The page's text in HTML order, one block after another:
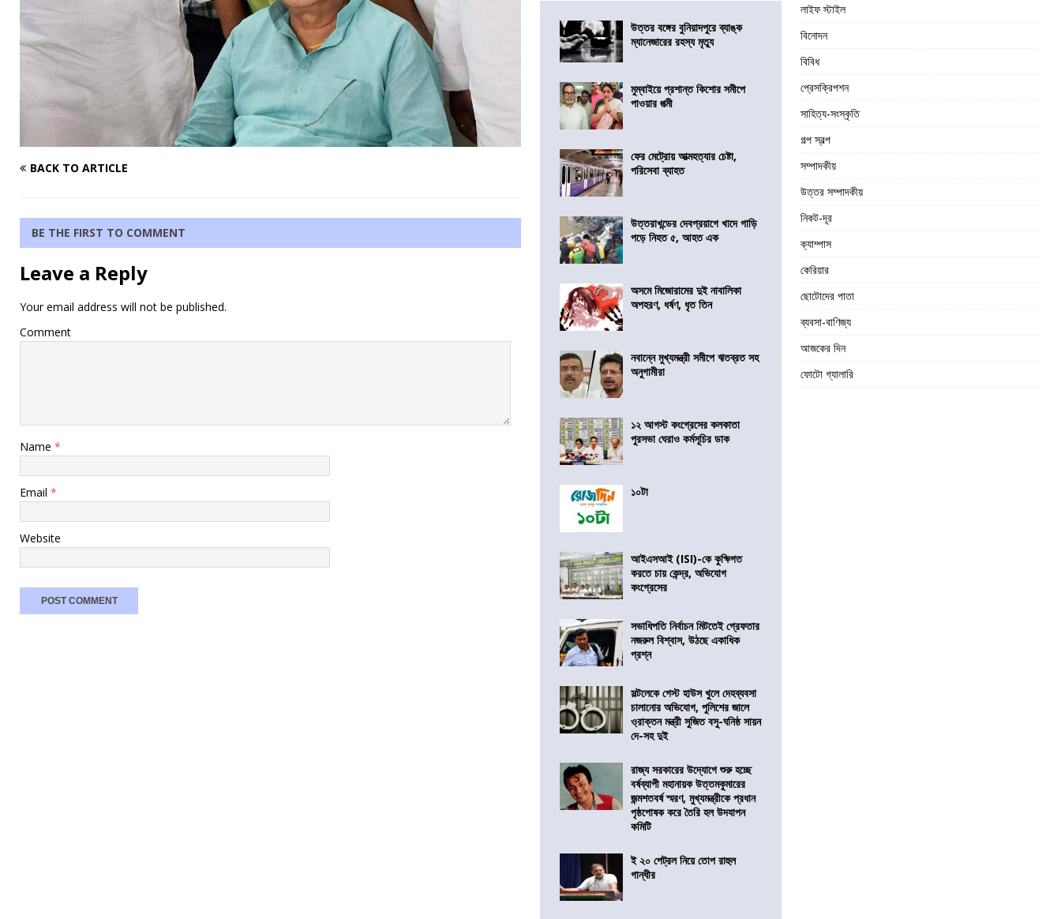
BACK TO ARTICLE
BE THE FIRST TO COMMENT
Leave a Reply
Your email address will not be published.
Comment
Name *
Email *
Website
উত্তর বঙ্গের বুনিয়াদপুরে ব্যাঙ্ক
ম্যানেজারের রহস্য মৃত্যু
মুম্বাইয়ে প্রশান্ত কিশোর সমীপে
পাওয়ার পত্মী
ফের মেট্রোয় আত্মহত্যার চেষ্টা,
পরিসেবা ব্যাহত
উত্তরাখন্ডের দেবপ্রয়াগে খাদে গাড়ি
পড়ে নিহত ৫, আহত এক
অসমে মিজোরামের দুই নাবালিকা
অপহরণ, ধর্ষণ, ধৃত তিন
নবান্নে মুখ্যমন্ত্রী সমীপে ঋতব্রত সহ
অনুগামীরা
১২ আগস্ট কংগ্রেসের কলকাতা
পুরসভা ঘেরাও কর্মসূচির ডাক
১০টা
আইএসআই (ISI)-কে কুক্ষিগত
করতে চায় কেন্দ্র, অভিযোগ
কংগ্রেসের
সভাধিপতি নির্বাচন মিটতেই গ্রেফতার
নজরুল বিশ্বাস, উঠছে একাধিক
প্রশ্ন
সল্টলেকে গেস্ট হাউস খুলে দেহব্যবসা
চালানোর অভিযোগ, পুলিশের জালে
ও্রাক্তন মন্ত্রী সুজিত বসু-ঘনিষ্ঠ সায়ন
দে-সহ দুই
রাজ্য সরকারের উদ্যোগে শুরু হচ্ছে
বর্ষব্যাপী মহানায়ক উত্তমকুমারের
জন্মশতবর্ষ স্মরণ, মুখ্যমন্ত্রীকে প্রধান
পৃষ্ঠপোষক করে তৈরি হল উদযাপন
কমিটি
ই ২০ পেট্রল নিয়ে তোপ রাহুল
গান্ধীর
লাইফ স্টাইল
বিনোদন
বিবিধ
প্রেসক্রিপশন
সাহিত্য-সংস্কৃতি
গল্প স্বল্প
সম্পাদকীয়
উত্তর সম্পাদকীয়
নিকট-দূর
ক্যাম্পাস
কেরিয়ার
ছোটোদের পাতা
ব্যবসা-বাণিজ্য
আজকের দিন
ফোটো গ্যালারি